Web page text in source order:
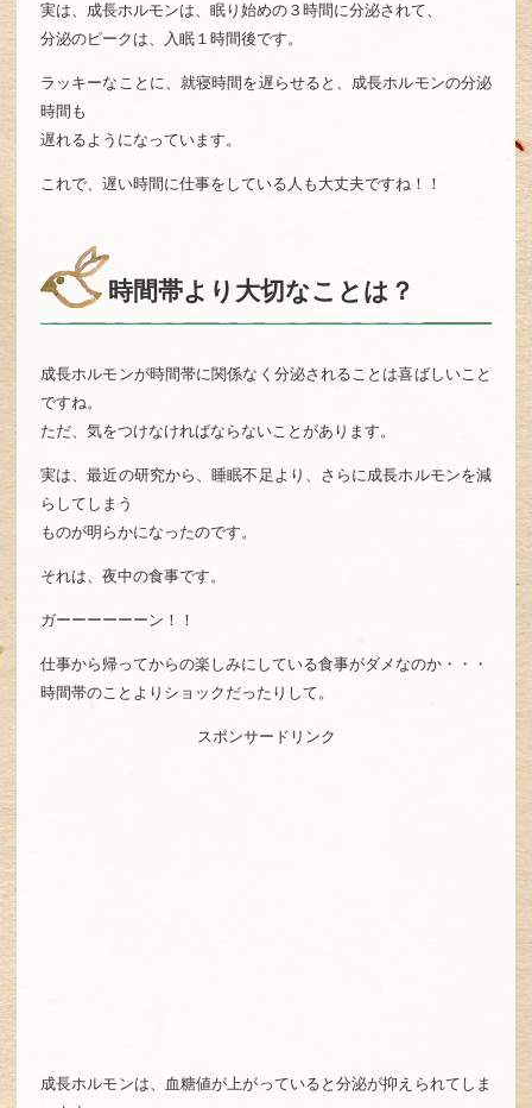
実は、成長ホルモンは、眠り始めの３時間に分泌されて、
分泌のピークは、入眠１時間後です。
ラッキーなことに、就寝時間を遅らせると、成長ホルモンの分泌
時間も
遅れるようになっています。
これで、遅い時間に仕事をしている人も大丈夫ですね！！
時間帯より大切なことは？
成長ホルモンが時間帯に関係なく分泌されることは喜ばしいこと
ですね。
ただ、気をつけなければならないことがあります。
実は、最近の研究から、睡眠不足より、さらに成長ホルモンを減
らしてしまう
ものが明らかになったのです。
それは、夜中の食事です。
ガーーーーーーン！！
仕事から帰ってからの楽しみにしている食事がダメなのか・・・
時間帯のことよりショックだったりして。
スポンサードリンク
成長ホルモンは、血糖値が上がっていると分泌が抑えられてしま